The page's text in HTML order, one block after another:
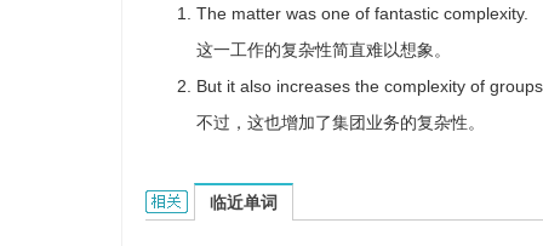
The matter was one of fantastic complexity.
这一工作的复杂性简直难以想象。
But it also increases the complexity of
不过，这也增加了集团业务的复杂性。
computational complexity的相关资料：
临近单词